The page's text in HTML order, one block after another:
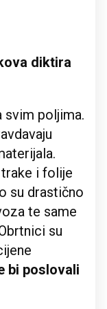
diktira
svim poljima.
i folije
su drastično
te same
su
bi poslovali